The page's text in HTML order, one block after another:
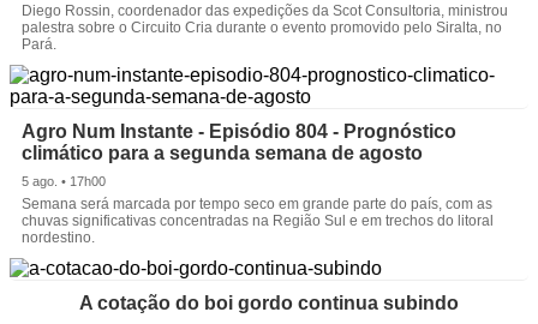
Diego Rossin, coordenador das expedições da Scot Consultoria, ministrou
palestra sobre o Circuito Cria durante o evento promovido pelo Siralta, no
Pará.
Agro Num Instante - Episódio 804 - Prognóstico
climático para a segunda semana de agosto
5 ago. • 17h00
Semana será marcada por tempo seco em grande parte do país, com as
chuvas significativas concentradas na Região Sul e em trechos do litoral
nordestino.
A cotação do boi gordo continua subindo